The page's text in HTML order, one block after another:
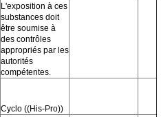
L'exposition à ces
substances doit
être soumise à
des contrôles
appropriés par les
autorités
compétentes.
Cyclo ((His-Pro))